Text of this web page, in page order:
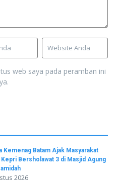
web saya pada peramban ini
Kemenag Batam Ajak Masyarakat
Kepri Bersholawat 3 di Masjid Agung
2026